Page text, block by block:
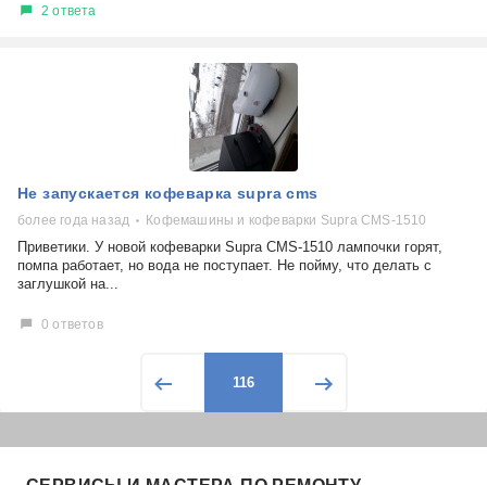
2 ответа
Не запускается кофеварка supra cms
более года назад Кофемашины и кофеварки Supra CMS-1510
Приветики. У новой кофеварки Supra CMS-1510 лампочки горят,
помпа работает, но вода не поступает. Не пойму, что делать с
заглушкой на...
0 ответов
116